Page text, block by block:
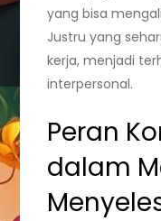
yang bisa
Justru yang
kerja, menjadi
interpersonal.
Peran
dalam